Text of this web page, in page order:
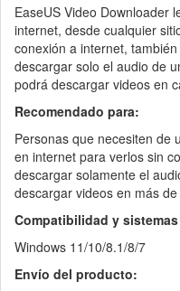
EaseUS Video Downloader
internet, desde cualquier
conexión a internet,
descargar solo el audio de
podrá descargar videos en
Recomendado para:
Personas que necesiten de
en internet para verlos sin
descargar solamente el
descargar videos en más
Compatibilidad y
Windows 11/10/8.1/8/7
Envío del producto: